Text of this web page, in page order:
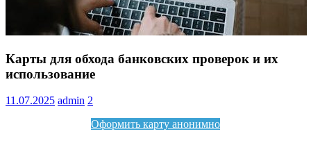
Карты для обхода банковских проверок и их
использование
11.07.2025 admin 2
Оформить карту анонимно